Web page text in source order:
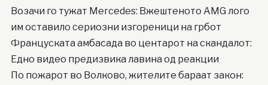
Возачи го тужат Mercedes: Вжештеното AMG лого
им оставило сериозни изгореници на грбот
Француската амбасада во центарот на скандалот:
Едно видео предизвика лавина од реакции
По пожарот во Волково, жителите бараат закон: